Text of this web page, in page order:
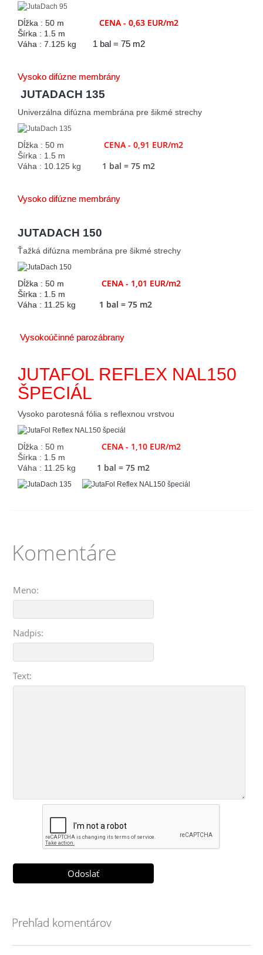
Dĺžka : 50 m CENA - 0,63 EUR/m2
Šírka : 1.5 m
Váha : 7.125 kg 1 bal = 75 m2
Vysoko difúzne membrány
JUTADACH 135
Univerzálna difúzna membrána pre šikmé strechy
Dĺžka : 50 m CENA - 0,91 EUR/m2
Šírka : 1.5 m
Váha : 10.125 kg 1 bal = 75 m2
Vysoko difúzne membrány
JUTADACH 150
Ťažká difúzna membrána pre šikmé strechy
Dĺžka : 50 m CENA - 1,01 EUR/m2
Šírka : 1.5 m
Váha : 11.25 kg 1 bal = 75 m2
Vysokoúčinné parozábrany
JUTAFOL REFLEX NAL150
ŠPECIÁL
Vysoko parotesná fólia s reflexnou vrstvou
Dĺžka : 50 m CENA - 1,10 EUR/m2
Šírka : 1.5 m
Váha : 11.25 kg
1 bal = 75 m2
Komentáre
Meno:
Nadpis:
Text:
Prehľad komentárov